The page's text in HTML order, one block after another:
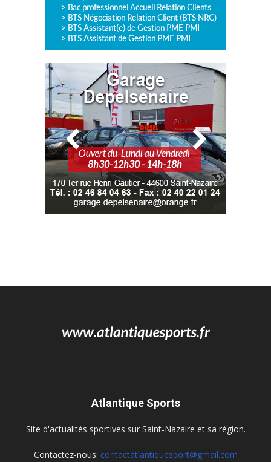
Atlantique Sports
Site d'actualités sportives sur Saint-Nazaire et sa région.
Contactez-nous: contactatlantiquesport@gmail.com